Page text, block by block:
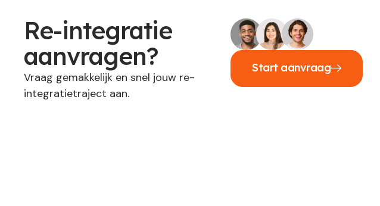
Re-integratie
aanvragen?
Vraag gemakkelijk en snel jouw re-
integratietraject aan.
Start aanvraag